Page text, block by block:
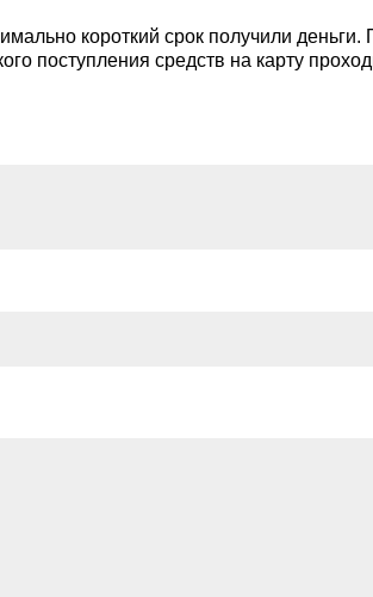
короткий срок получили деньги.
поступления средств на карту